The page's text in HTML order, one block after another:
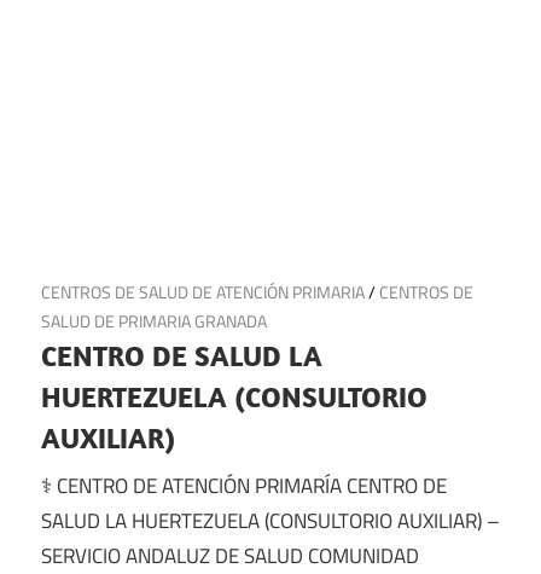
19 de julio de 2025
CENTROS DE SALUD DE ATENCIÓN PRIMARIA/CENTROS DE
SALUD DE PRIMARIA GRANADA
CENTRO DE SALUD LA
HUERTEZUELA (CONSULTORIO
AUXILIAR)
⚕️ CENTRO DE ATENCIÓN PRIMARÍA CENTRO DE
SALUD LA HUERTEZUELA (CONSULTORIO AUXILIAR) –
SERVICIO ANDALUZ DE SALUD COMUNIDAD